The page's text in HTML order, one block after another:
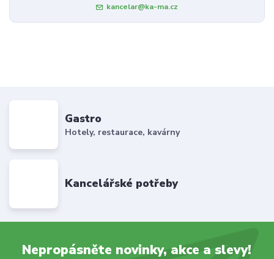
kancelar@ka-ma.cz
Gastro
Hotely, restaurace, kavárny
Kancelářské potřeby
Nepropásněte novinky, akce a slevy!